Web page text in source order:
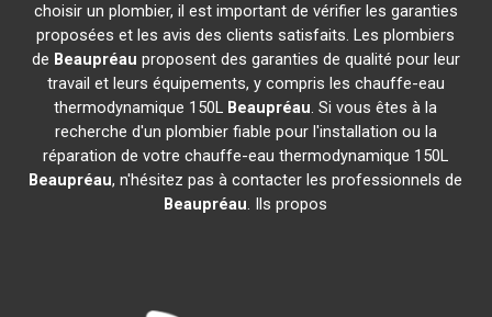
choisir un plombier, il est important de vérifier les garanties
proposées et les avis des clients satisfaits. Les plombiers
de Beaupréau proposent des garanties de qualité pour leur
travail et leurs équipements, y compris les chauffe-eau
thermodynamique 150L Beaupréau. Si vous êtes à la
recherche d'un plombier fiable pour l'installation ou la
réparation de votre chauffe-eau thermodynamique 150L
Beaupréau, n'hésitez pas à contacter les professionnels de
Beaupréau. Ils propos